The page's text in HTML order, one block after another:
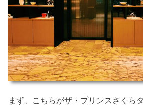
まず、こちらがザ・プリンスさくら